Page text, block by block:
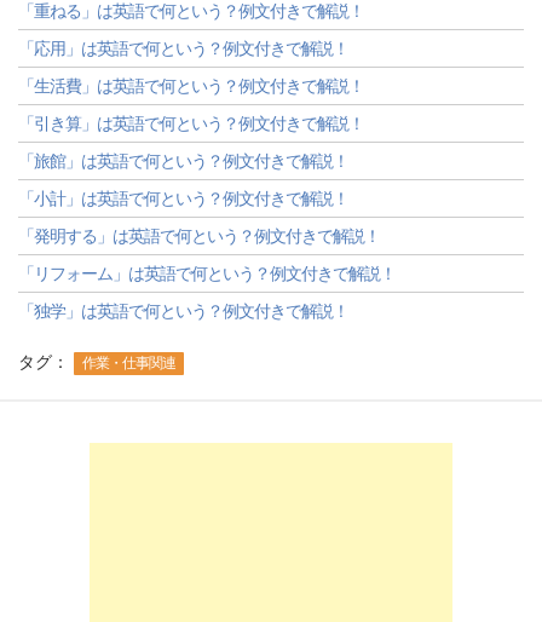
「重ねる」は英語で何という？例文付きで解説！
「応用」は英語で何という？例文付きで解説！
「生活費」は英語で何という？例文付きで解説！
「引き算」は英語で何という？例文付きで解説！
「旅館」は英語で何という？例文付きで解説！
「小計」は英語で何という？例文付きで解説！
「発明する」は英語で何という？例文付きで解説！
「リフォーム」は英語で何という？例文付きで解説！
「独学」は英語で何という？例文付きで解説！
タグ： 作業・仕事関連